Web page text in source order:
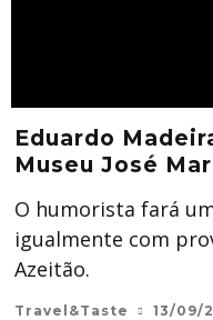
Eduardo
Museu José
O humorista fará
igualmente com
Azeitão.
Travel&Taste 13/09/